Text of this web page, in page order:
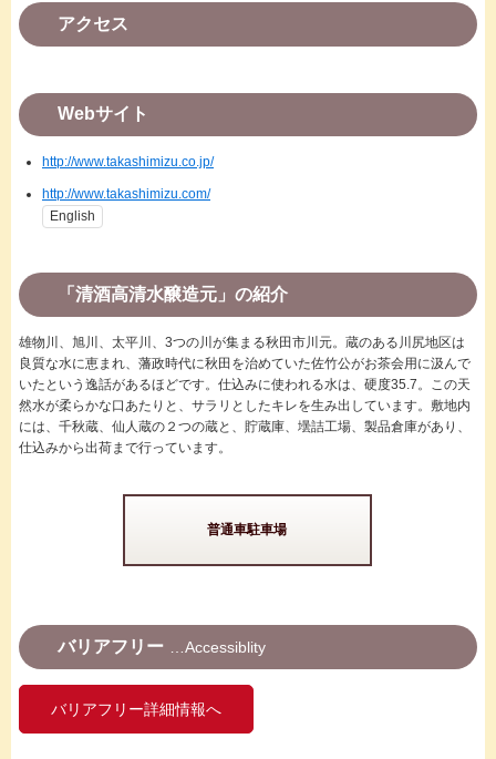
アクセス
Webサイト
http://www.takashimizu.co.jp/
http://www.takashimizu.com/
English
「清酒高清水醸造元」の紹介
雄物川、旭川、太平川、3つの川が集まる秋田市川元。蔵のある川尻地区は
良質な水に恵まれ、藩政時代に秋田を治めていた佐竹公がお茶会用に汲んで
いたという逸話があるほどです。仕込みに使われる水は、硬度35.7。この天
然水が柔らかな口あたりと、サラリとしたキレを生み出しています。敷地内
には、千秋蔵、仙人蔵の２つの蔵と、貯蔵庫、壜詰工場、製品倉庫があり、
仕込みから出荷まで行っています。
普通車駐車場
バリアフリー Accessiblity
バリアフリー詳細情報へ